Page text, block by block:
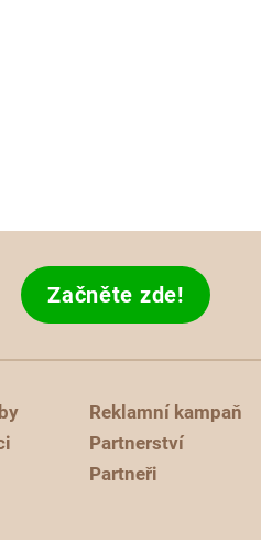
Začněte zde!
Reklamní kampaň
Partnerství
Partneři